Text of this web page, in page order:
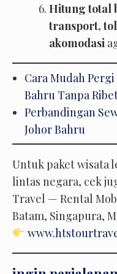
Hitung total
transport,
akomodasi
Cara Mudah
Bahru Tanpa
Perbandingan
Johor Bahru
Untuk paket wisata
lintas negara, cek
Travel — Rental
Batam, Singapura,